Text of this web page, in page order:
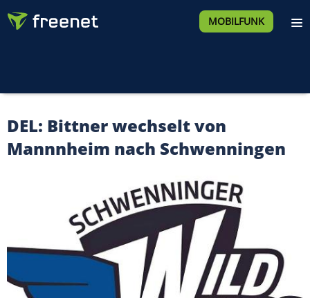
MOBILFUNK
DEL: Bittner wechselt von
Mannnheim nach Schwenningen